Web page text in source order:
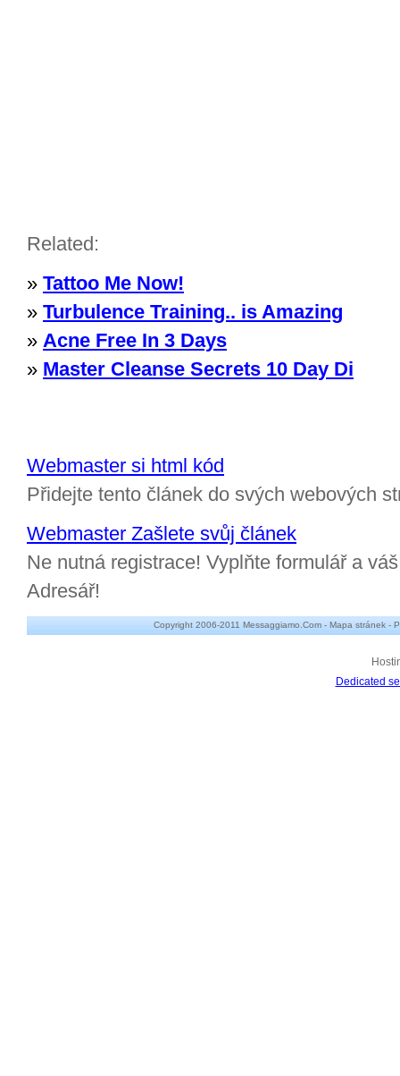
Related:
» Tattoo Me Now!
» Turbulence Training.. is Amazing
» Acne Free In 3 Days
» Master Cleanse Secrets 10 Day Di
Webmaster si html kód
Přidejte tento článek do svých webových
Webmaster Zašlete svůj článek
Ne nutná registrace! Vyplňte formulář a
Adresář!
Copyright 2006-2011 Messaggiamo.Com - Mapa stránek -
Dedicated